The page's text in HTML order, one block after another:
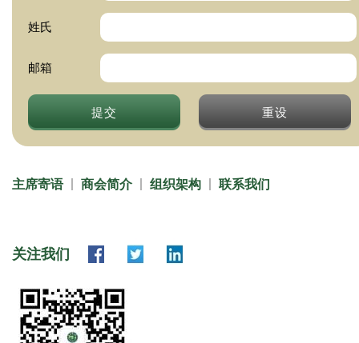
姓氏
邮箱
提交 重设
主席寄语 商会简介 组织架构 联系我们
关注我们